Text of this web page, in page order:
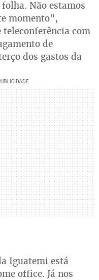
Não estamos
momento",
com
de
dos gastos da
Iguatemi está
office. Já nos